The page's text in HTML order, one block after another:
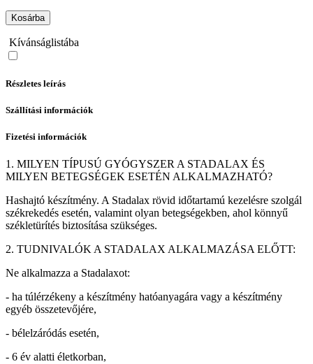
Kosárba
Kívánságlistába
Részletes leírás
Szállítási információk
Fizetési információk
1. MILYEN TÍPUSÚ GYÓGYSZER A STADALAX ÉS
MILYEN BETEGSÉGEK ESETÉN ALKALMAZHATÓ?
Hashajtó készítmény. A Stadalax rövid időtartamú kezelésre szolgál
székrekedés esetén, valamint olyan betegségekben, ahol könnyű
székletürítés biztosítása szükséges.
2. TUDNIVALÓK A STADALAX ALKALMAZÁSA ELŐTT:
Ne alkalmazza a Stadalaxot:
- ha túlérzékeny a készítmény hatóanyagára vagy a készítmény
egyéb összetevőjére,
- bélelzáródás esetén,
- 6 év alatti életkorban,